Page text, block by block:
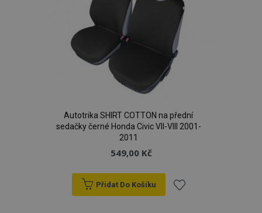
Autotrika SHIRT COTTON na přední
sedačky černé Honda Civic VII-VIII 2001-
2011
549,00 Kč
Přidat Do Košíku